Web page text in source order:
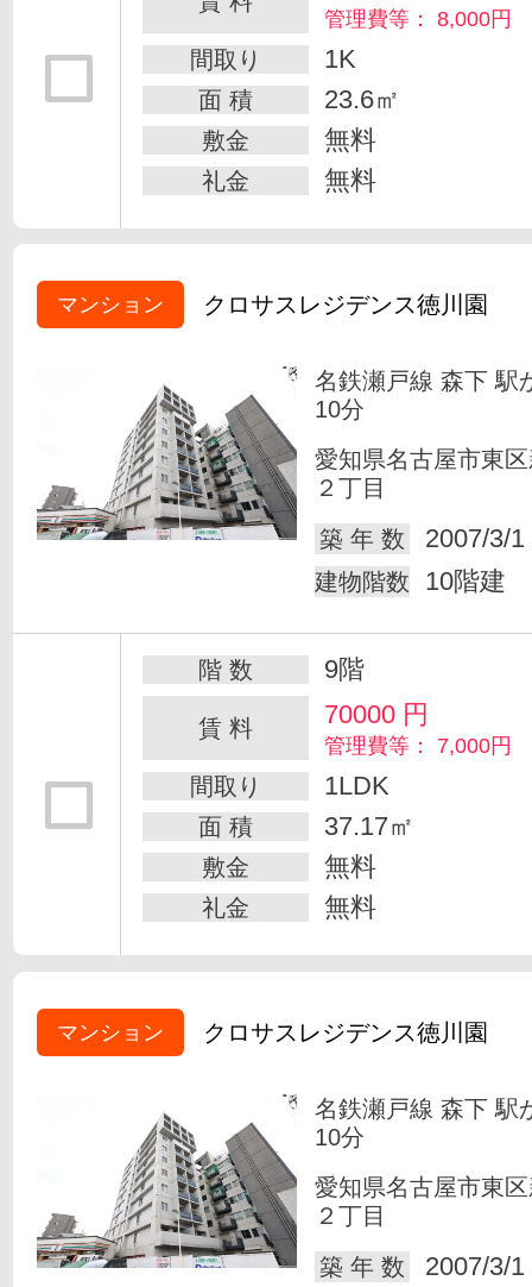
管理費等： 8,000円
間取り 1K
面 積 23.6㎡
敷金 無料
礼金 無料
マンション クロサスレジデンス徳川園
名鉄瀬戸線 森下 駅
10分
愛知県名古屋市東
２丁目
築 年 数
2007/3/1
建物階数 10階建
階 数 9階
賃 料 70000 円
管理費等： 7,000円
間取り 1LDK
面 積 37.17㎡
敷金 無料
礼金 無料
マンション クロサスレジデンス徳川園
名鉄瀬戸線 森下 駅
10分
愛知県名古屋市東
２丁目
築 年 数
2007/3/1